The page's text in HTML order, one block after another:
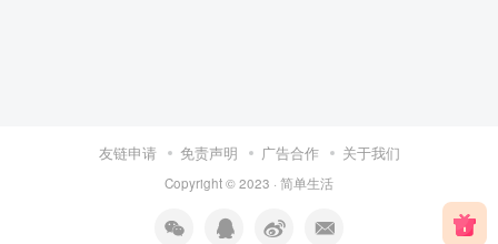
友链申请 免责声明 广告合作 关于我们
Copyright © 2023 · 简单生活